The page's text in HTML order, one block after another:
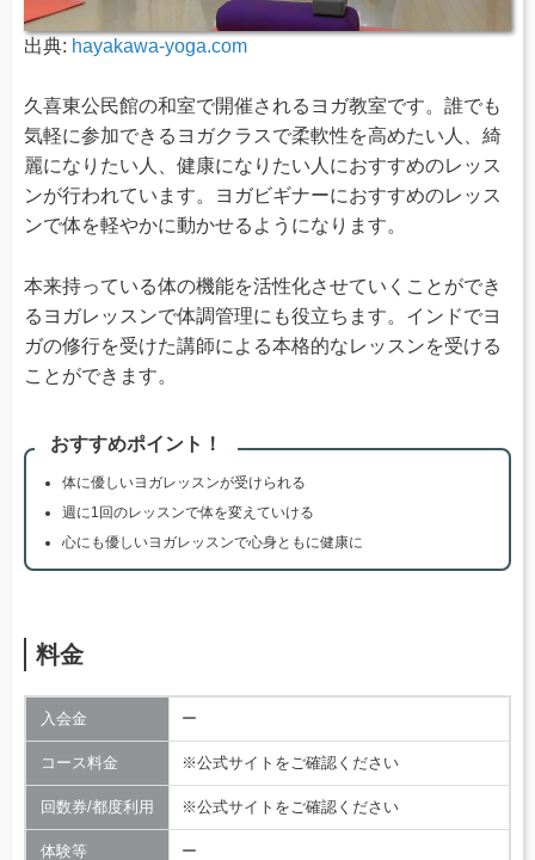
出典: hayakawa-yoga.com
久喜東公民館の和室で開催されるヨガ教室です。誰でも
気軽に参加できるヨガクラスで柔軟性を高めたい人、綺
麗になりたい人、健康になりたい人におすすめのレッス
ンが行われています。ヨガビギナーにおすすめのレッス
ンで体を軽やかに動かせるようになります。
本来持っている体の機能を活性化させていくことができ
るヨガレッスンで体調管理にも役立ちます。インドでヨ
ガの修行を受けた講師による本格的なレッスンを受ける
ことができます。
おすすめポイント！
体に優しいヨガレッスンが受けられる
週に1回のレッスンで体を変えていける
心にも優しいヨガレッスンで心身ともに健康に
料金
入会金 ー
コース料金 ※公式サイトをご確認ください
回数券/都度利用 ※公式サイトをご確認ください
体験等 ー